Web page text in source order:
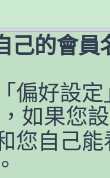
己的會
偏好設
如果您
您自己